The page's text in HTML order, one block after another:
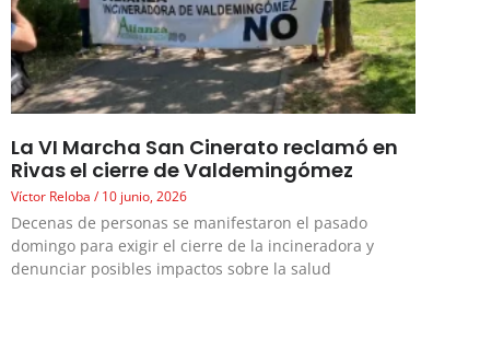
La VI Marcha San Cinerato reclamó en
Rivas el cierre de Valdemingómez
Víctor Reloba 10 junio, 2026
Decenas de personas se manifestaron el pasado
domingo para exigir el cierre de la incineradora y
denunciar posibles impactos sobre la salud